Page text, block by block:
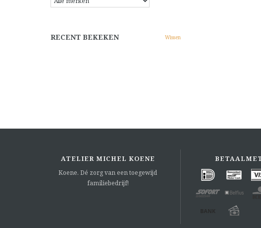
RECENT BEKEKEN Wissen
ATELIER MICHEL KOENE
Koene. Dé zorg van een toegewijd
familiebedrijf!